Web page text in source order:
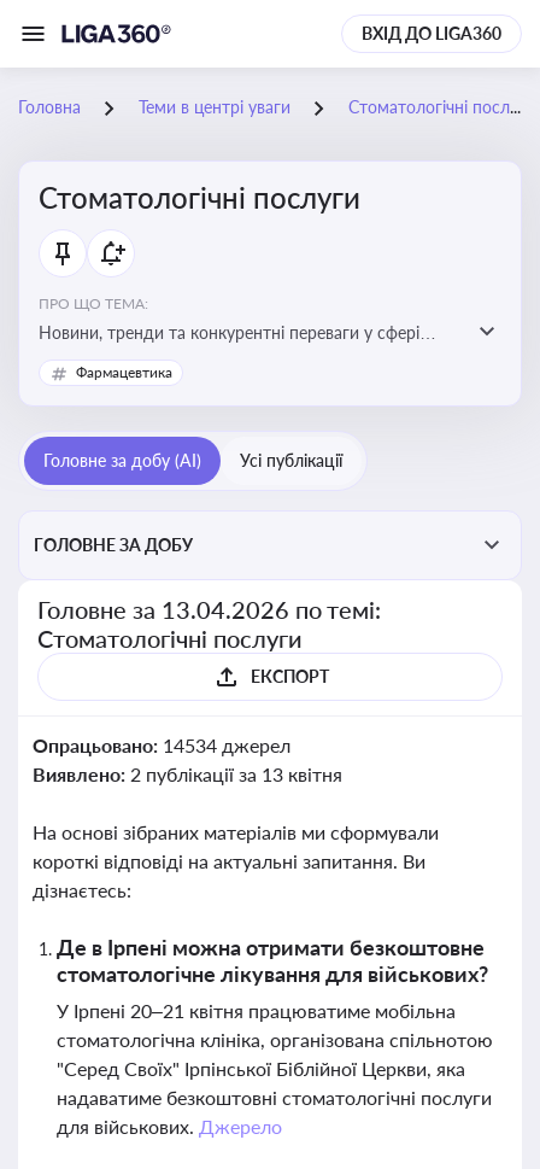
ВХІД ДО LIGA360
Головна Теми в центрі уваги Стоматологічні послуги
Стоматологічні послуги
ПРО ЩО ТЕМА:
Новини, тренди та конкурентні переваги у сфері
стоматологічних послуг. Використання новітніх
технологій та стратегій для покращення
Фармацевтика
Головне за добу (AI) Усі публікації
ГОЛОВНЕ ЗА ДОБУ
Головне за 13.04.2026 по темі:
Стоматологічні послуги
ЕКСПОРТ
Опрацьовано: 14534 джерел
Виявлено: 2 публікації за 13 квітня
На основі зібраних матеріалів ми сформували
короткі відповіді на актуальні запитання. Ви
дізнаєтесь:
Де в Ірпені можна отримати безкоштовне
стоматологічне лікування для військових?
У Ірпені 20–21 квітня працюватиме мобільна
стоматологічна клініка, організована спільнотою
"Серед Своїх" Ірпінської Біблійної Церкви, яка
надаватиме безкоштовні стоматологічні послуги
для військових. Джерело